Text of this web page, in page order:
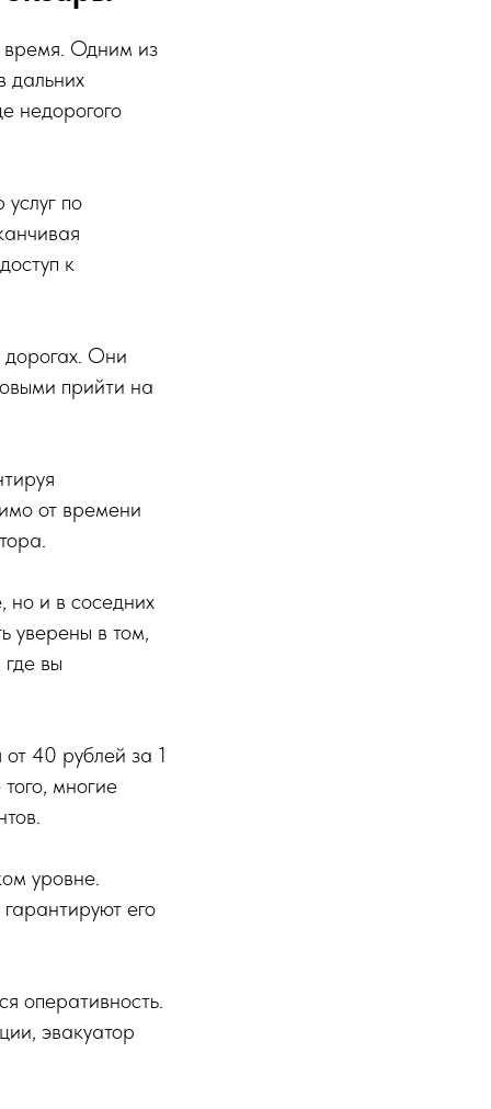
время. Одним из
дальних
недорогого
по
к
Они
прийти на
от времени
но и в соседних
уверены в том,
вы
40 рублей за 1
многие
уровне.
его
оперативность.
эвакуатор